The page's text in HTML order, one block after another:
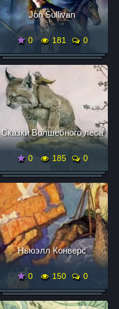
Jon Sullivan
0 181 0
Сказки Волшебного леса
0 185 0
Ньюэлл Конверс
0 150 0